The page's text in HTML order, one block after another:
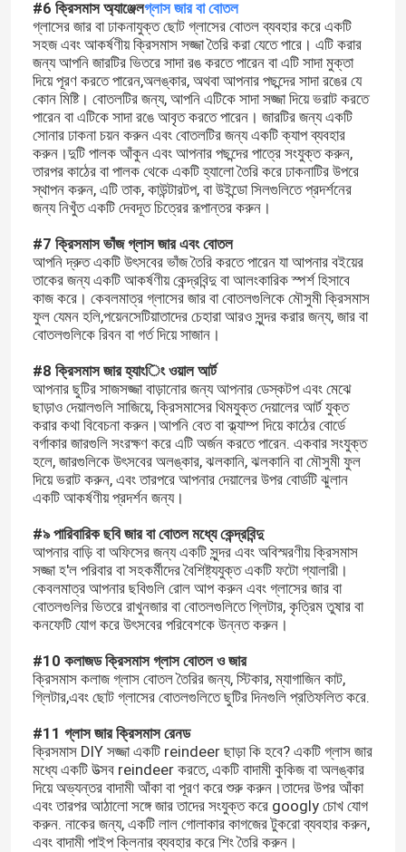
বাড়ি
পণ্য
আমাদের সম্পর্কে
কারখানা ভ্রমণ
আমাদের সাথে যোগাযোগ করুন
উদ্ধৃতির জন্য আবেদন
কাচের বোতল
গ্লাসের জার
গ্লাস কাপ
#6 ক্রিসমাস অ্যাঞ্জেলগ্লাস জার বা বোতল
গ্লাসের জার বা ঢাকনাযুক্ত ছোট গ্লাসের বোতল ব্যবহার করে একটি
সহজ এবং আকর্ষণীয় ক্রিসমাস সজ্জা তৈরি করা যেতে পারে। এটি করার
জন্য আপনি জারটির ভিতরে সাদা রঙ করতে পারেন বা এটি সাদা মুক্তা
দিয়ে পূরণ করতে পারেন,অলঙ্কার, অথবা আপনার পছন্দের সাদা রঙের যে
কোন মিষ্টি। বোতলটির জন্য, আপনি এটিকে সাদা সজ্জা দিয়ে ভরাট করতে
পারেন বা এটিকে সাদা রঙে আবৃত করতে পারেন। জারটির জন্য একটি
সোনার ঢাকনা চয়ন করুন এবং বোতলটির জন্য একটি ক্যাপ ব্যবহার
করুন।দুটি পালক আঁকুন এবং আপনার পছন্দের পাত্রে সংযুক্ত করুন,
তারপর কাঠের বা পালক থেকে একটি হ্যালো তৈরি করে ঢাকনাটির উপরে
স্থাপন করুন, এটি তাক, কাউন্টারটপ, বা উইন্ডো সিলগুলিতে প্রদর্শনের
জন্য নিখুঁত একটি দেবদূত চিত্রের রূপান্তর করুন।
#7 ক্রিসমাস ভাঁজ গ্লাস জার এবং বোতল
আপনি দ্রুত একটি উৎসবের ভাঁজ তৈরি করতে পারেন যা আপনার বইয়ের
তাকের জন্য একটি আকর্ষণীয় কেন্দ্রবিন্দু বা আলংকারিক স্পর্শ হিসাবে
কাজ করে। কেবলমাত্র গ্লাসের জার বা বোতলগুলিকে মৌসুমী ক্রিসমাস
ফুল যেমন হলি,পয়েনসেটিয়াতাদের চেহারা আরও সুন্দর করার জন্য, জার বা
বোতলগুলিকে রিবন বা গর্ত দিয়ে সাজান।
#8 ক্রিসমাস জার হ্যাংিং ওয়াল আর্ট
আপনার ছুটির সাজসজ্জা বাড়ানোর জন্য আপনার ডেস্কটপ এবং মেঝে
ছাড়াও দেয়ালগুলি সাজিয়ে, ক্রিসমাসের থিমযুক্ত দেয়ালের আর্ট যুক্ত
করার কথা বিবেচনা করুন।আপনি বেত বা ক্ল্যাম্প দিয়ে কাঠের বোর্ডে
বর্গাকার জারগুলি সংরক্ষণ করে এটি অর্জন করতে পারেন. একবার সংযুক্ত
হলে, জারগুলিকে উৎসবের অলঙ্কার, ঝলকানি, ঝলকানি বা মৌসুমী ফুল
দিয়ে ভরাট করুন, এবং তারপরে আপনার দেয়ালের উপর বোর্ডটি ঝুলান
একটি আকর্ষণীয় প্রদর্শন জন্য।
#৯ পারিবারিক ছবি জার বা বোতল মধ্যে কেন্দ্রবিন্দু
আপনার বাড়ি বা অফিসের জন্য একটি সুন্দর এবং অবিস্মরণীয় ক্রিসমাস
সজ্জা হ'ল পরিবার বা সহকর্মীদের বৈশিষ্ট্যযুক্ত একটি ফটো গ্যালারী।
কেবলমাত্র আপনার ছবিগুলি রোল আপ করুন এবং গ্লাসের জার বা
বোতলগুলির ভিতরে রাখুনজার বা বোতলগুলিতে গ্লিটার, কৃত্রিম তুষার বা
কনফেটি যোগ করে উৎসবের পরিবেশকে উন্নত করুন।
#10 কলাজড ক্রিসমাস গ্লাস বোতল ও জার
ক্রিসমাস কলাজ গ্লাস বোতল তৈরির জন্য, স্টিকার, ম্যাগাজিন কাট,
গ্লিটার,এবং ছোট গ্লাসের বোতলগুলিতে ছুটির দিনগুলি প্রতিফলিত করে.
#11 গ্লাস জার ক্রিসমাস রেনড
ক্রিসমাস DIY সজ্জা একটি reindeer ছাড়া কি হবে? একটি গ্লাস জার
মধ্যে একটি উত্সব reindeer করতে, একটি বাদামী কুকিজ বা অলঙ্কার
দিয়ে অভ্যন্তর বাদামী আঁকা বা পূরণ করে শুরু করুন।তাদের উপর আঁকা
এবং তারপর আঠালো সঙ্গে জার তাদের সংযুক্ত করে googly চোখ যোগ
করুন. নাকের জন্য, একটি লাল গোলাকার কাগজের টুকরো ব্যবহার করুন,
এবং বাদামী পাইপ ক্লিনার ব্যবহার করে শিং তৈরি করুন।